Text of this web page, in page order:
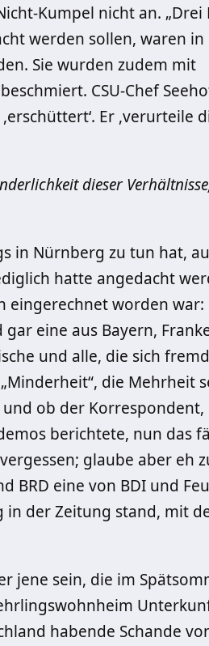
Kumpel nicht an. „Drei
werden sollen, waren in
Sie wurden zudem mit
CSU-Chef
Er ,verurteile
dieser
in Nürnberg zu tun hat,
hatte angedacht
eingerechnet worden
eine aus Bayern,
und alle, die sich
die Mehrheit
ob der
berichtete, nun das
glaube aber eh
BRD eine von BDI und
in der Zeitung stand, mit
jene sein, die im
habende Schande